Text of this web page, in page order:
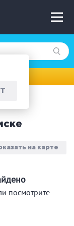
баня
на карте
посмотрите